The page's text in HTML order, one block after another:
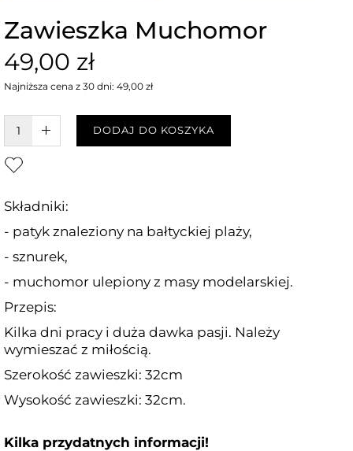
Zawieszka Muchomor
49,00 zł
Najniższa cena z 30 dni: 49,00 zł
W KOSZYKU :)DODAJ DO KOSZYKA
Składniki:
- patyk znaleziony na bałtyckiej plaży,
- sznurek,
- muchomor ulepiony z masy modelarskiej.
Przepis:
Kilka dni pracy i duża dawka pasji. Należy
wymieszać z miłością.
Szerokość zawieszki: 32cm
Wysokość zawieszki: 32cm.
Kilka przydatnych informacji!